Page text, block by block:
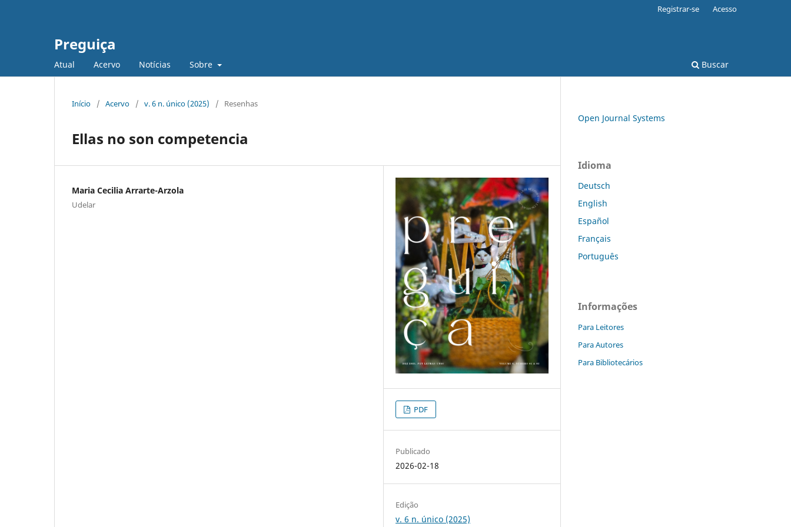
Preguiça
Atual Acervo Notícias Sobre Buscar
Registrar-se Acesso
Início / Acervo / v. 6 n. único (2025) / Resenhas
Ellas no son competencia
Maria Cecilia Arrarte-Arzola
Udelar
PDF
Publicado
2026-02-18
Edição
v. 6 n. único (2025)
Open Journal Systems
Idioma
Deutsch
English
Español
Français
Português
Informações
Para Leitores
Para Autores
Para Bibliotecários